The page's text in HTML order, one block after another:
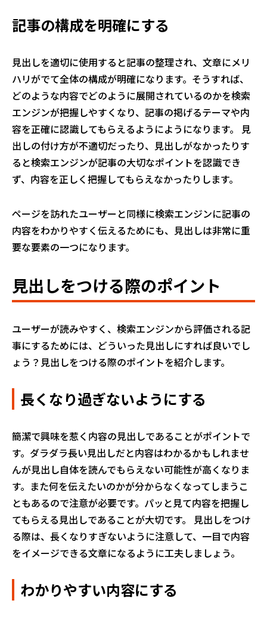
記事の構成を明確にする
見出しを適切に使用すると記事の整理され、文章にメリ
ハリがでて全体の構成が明確になります。そうすれば、
どのような内容でどのように展開されているのかを検索
エンジンが把握しやすくなり、記事の掲げるテーマや内
容を正確に認識してもらえるようにようになります。 見
出しの付け方が不適切だったり、見出しがなかったりす
ると検索エンジンが記事の大切なポイントを認識でき
ず、内容を正しく把握してもらえなかったりします。
ページを訪れたユーザーと同様に検索エンジンに記事の
内容をわかりやすく伝えるためにも、見出しは非常に重
要な要素の一つになります。
見出しをつける際のポイント
ユーザーが読みやすく、検索エンジンから評価される記
事にするためには、どういった見出しにすれば良いでし
ょう？見出しをつける際のポイントを紹介します。
長くなり過ぎないようにする
簡潔で興味を惹く内容の見出しであることがポイントで
す。ダラダラ長い見出しだと内容はわかるかもしれませ
んが見出し自体を読んでもらえない可能性が高くなりま
す。また何を伝えたいのかが分からなくなってしまうこ
ともあるので注意が必要です。パッと見て内容を把握し
てもらえる見出しであることが大切です。 見出しをつけ
る際は、長くなりすぎないように注意して、一目で内容
をイメージできる文章になるように工夫しましょう。
わかりやすい内容にする